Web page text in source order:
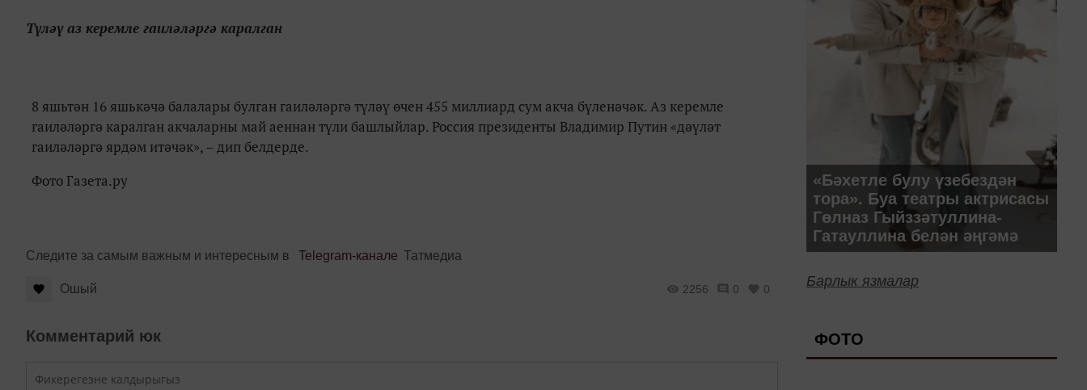
Түләү аз керемле гаиләләргә каралган
8 яшьтән 16 яшькәчә балалары булган гаиләләргә түләү өчен 455 миллиард сум акча бүленәчәк. Аз керемле
гаиләләргә каралган акчаларны май аеннан түли башлыйлар. Россия президенты Владимир Путин «дәүләт
гаиләләргә ярдәм итәчәк», – дип белдерде.
Фото Газета.ру
Следите за самым важным и интересным в Telegram-канале Татмедиа
Ошый 2256 0 0
Комментарий юк
«Бәхетле булу үзебездән
тора». Буа театры актрисасы
Гөлназ Гыйззәтуллина-
Гатауллина белән әңгәмә
Барлык язмалар
ФОТО